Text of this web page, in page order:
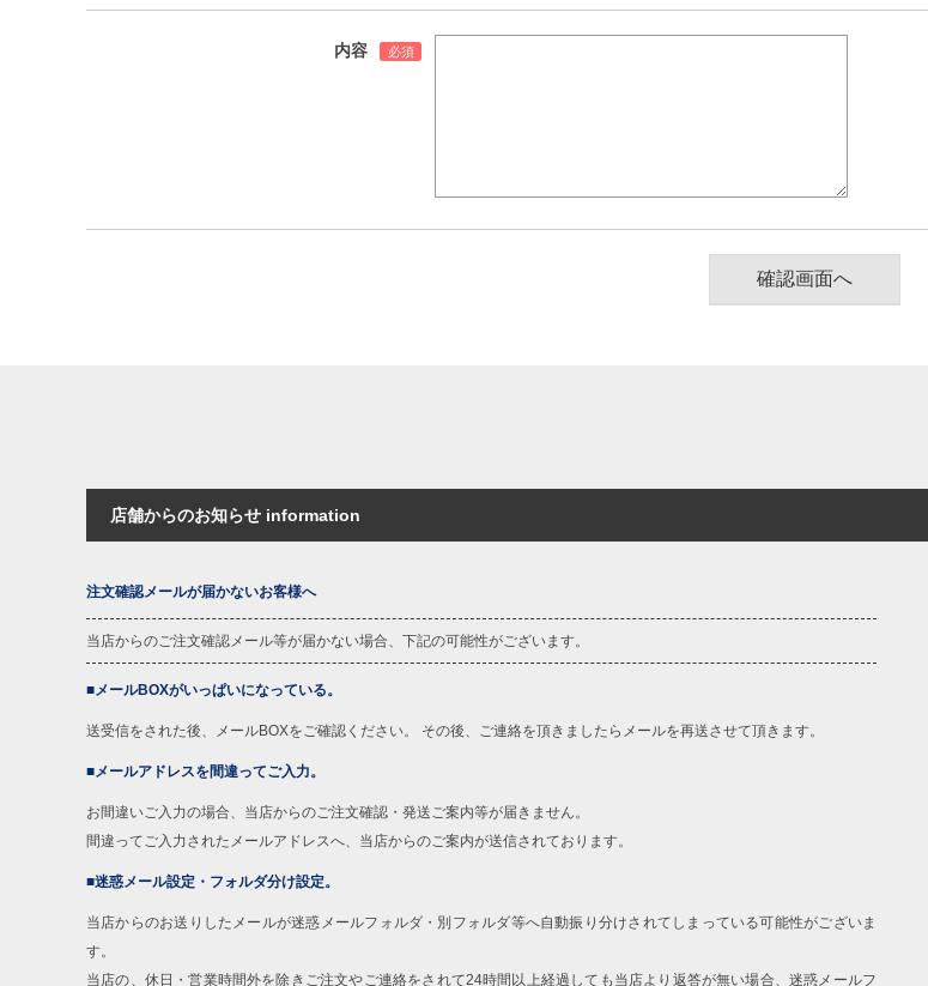
内容
店舗からのお知らせ information
注文確認メールが届かないお客様へ
当店からのご注文確認メール等が届かない場合、下記の可能性がございます。
■メールBOXがいっぱいになっている。
送受信をされた後、メールBOXをご確認ください。 その後、ご連絡を頂きましたらメールを再送させて頂きます。
■メールアドレスを間違ってご入力。
お間違いご入力の場合、当店からのご注文確認・発送ご案内等が届きません。
間違ってご入力されたメールアドレスへ、当店からのご案内が送信されております。
■迷惑メール設定・フォルダ分け設定。
当店からのお送りしたメールが迷惑メールフォルダ・別フォルダ等へ自動振り分けされてしまっている可能性がございま
す。
当店の、休日・営業時間外を除きご注文やご連絡をされて24時間以上経過しても当店より返答が無い場合、迷惑メールフ